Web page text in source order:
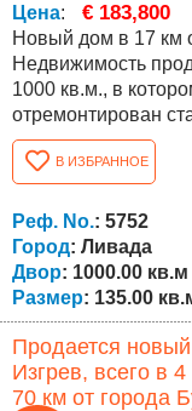
Цена: € 183,800
Новый дом в 17 км
Недвижимость
1000 кв.м., в котором кроме главного дома сохранился и
отремонтирован
представляющий
есть летняя кухня
постройки площадью 30 кв.м. Дом в
с разрешением на
135 кв.м.
В ИЗБРАННОЕ
Реф. No.: 5752
Город: Ливада
Двор: 1000.00 кв.м
Размер: 135.00
Продается
Изгрев, всего в
70 км от города